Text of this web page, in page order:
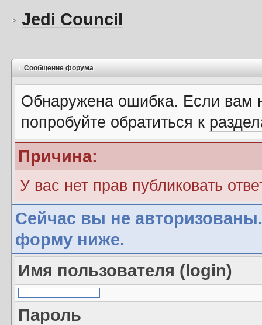
Jedi Council
Сообщение форума
Обнаружена ошибка. Если вам
попробуйте обратиться к
Причина:
У вас нет прав публиковать
Сейчас вы не
форму ниже.
Имя пользователя (login)
Пароль